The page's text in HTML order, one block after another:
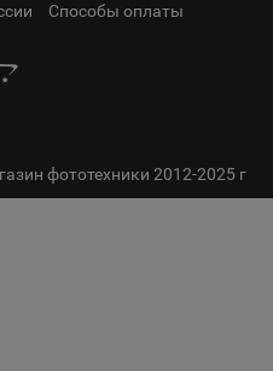
Способы оплаты
фототехники 2012-2025 г